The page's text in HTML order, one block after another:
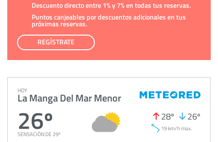
Descuento directo entre 1% y 7% en todas tus reservas.
Puntos canjeables por descuentos adicionales en tus
próximas reservas.
REGÍSTRATE
HOY
La Manga Del Mar Menor
26º
SENSACIÓN DE 29º
28º 26º
19 km/h max.